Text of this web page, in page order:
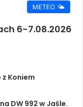
METEO 🌤️
6-7.08.2026
Koniem
DW 992 w Jaśle.